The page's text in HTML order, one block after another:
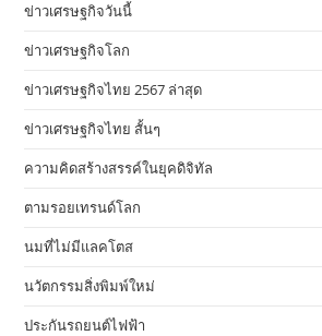
ข่าวเศรษฐกิจวันนี้
ข่าวเศรษฐกิจโลก
ข่าวเศรษฐกิจไทย 2567 ล่าสุด
ข่าวเศรษฐกิจไทย สั้นๆ
ความคิดสร้างสรรค์ในยุคดิจิทัล
ตามรอยเทรนด์โลก
นมที่ไม่มีแลคโตส
นวัตกรรมสิ่งพิมพ์ใหม่
ประกันรถยนต์ไฟฟ้า